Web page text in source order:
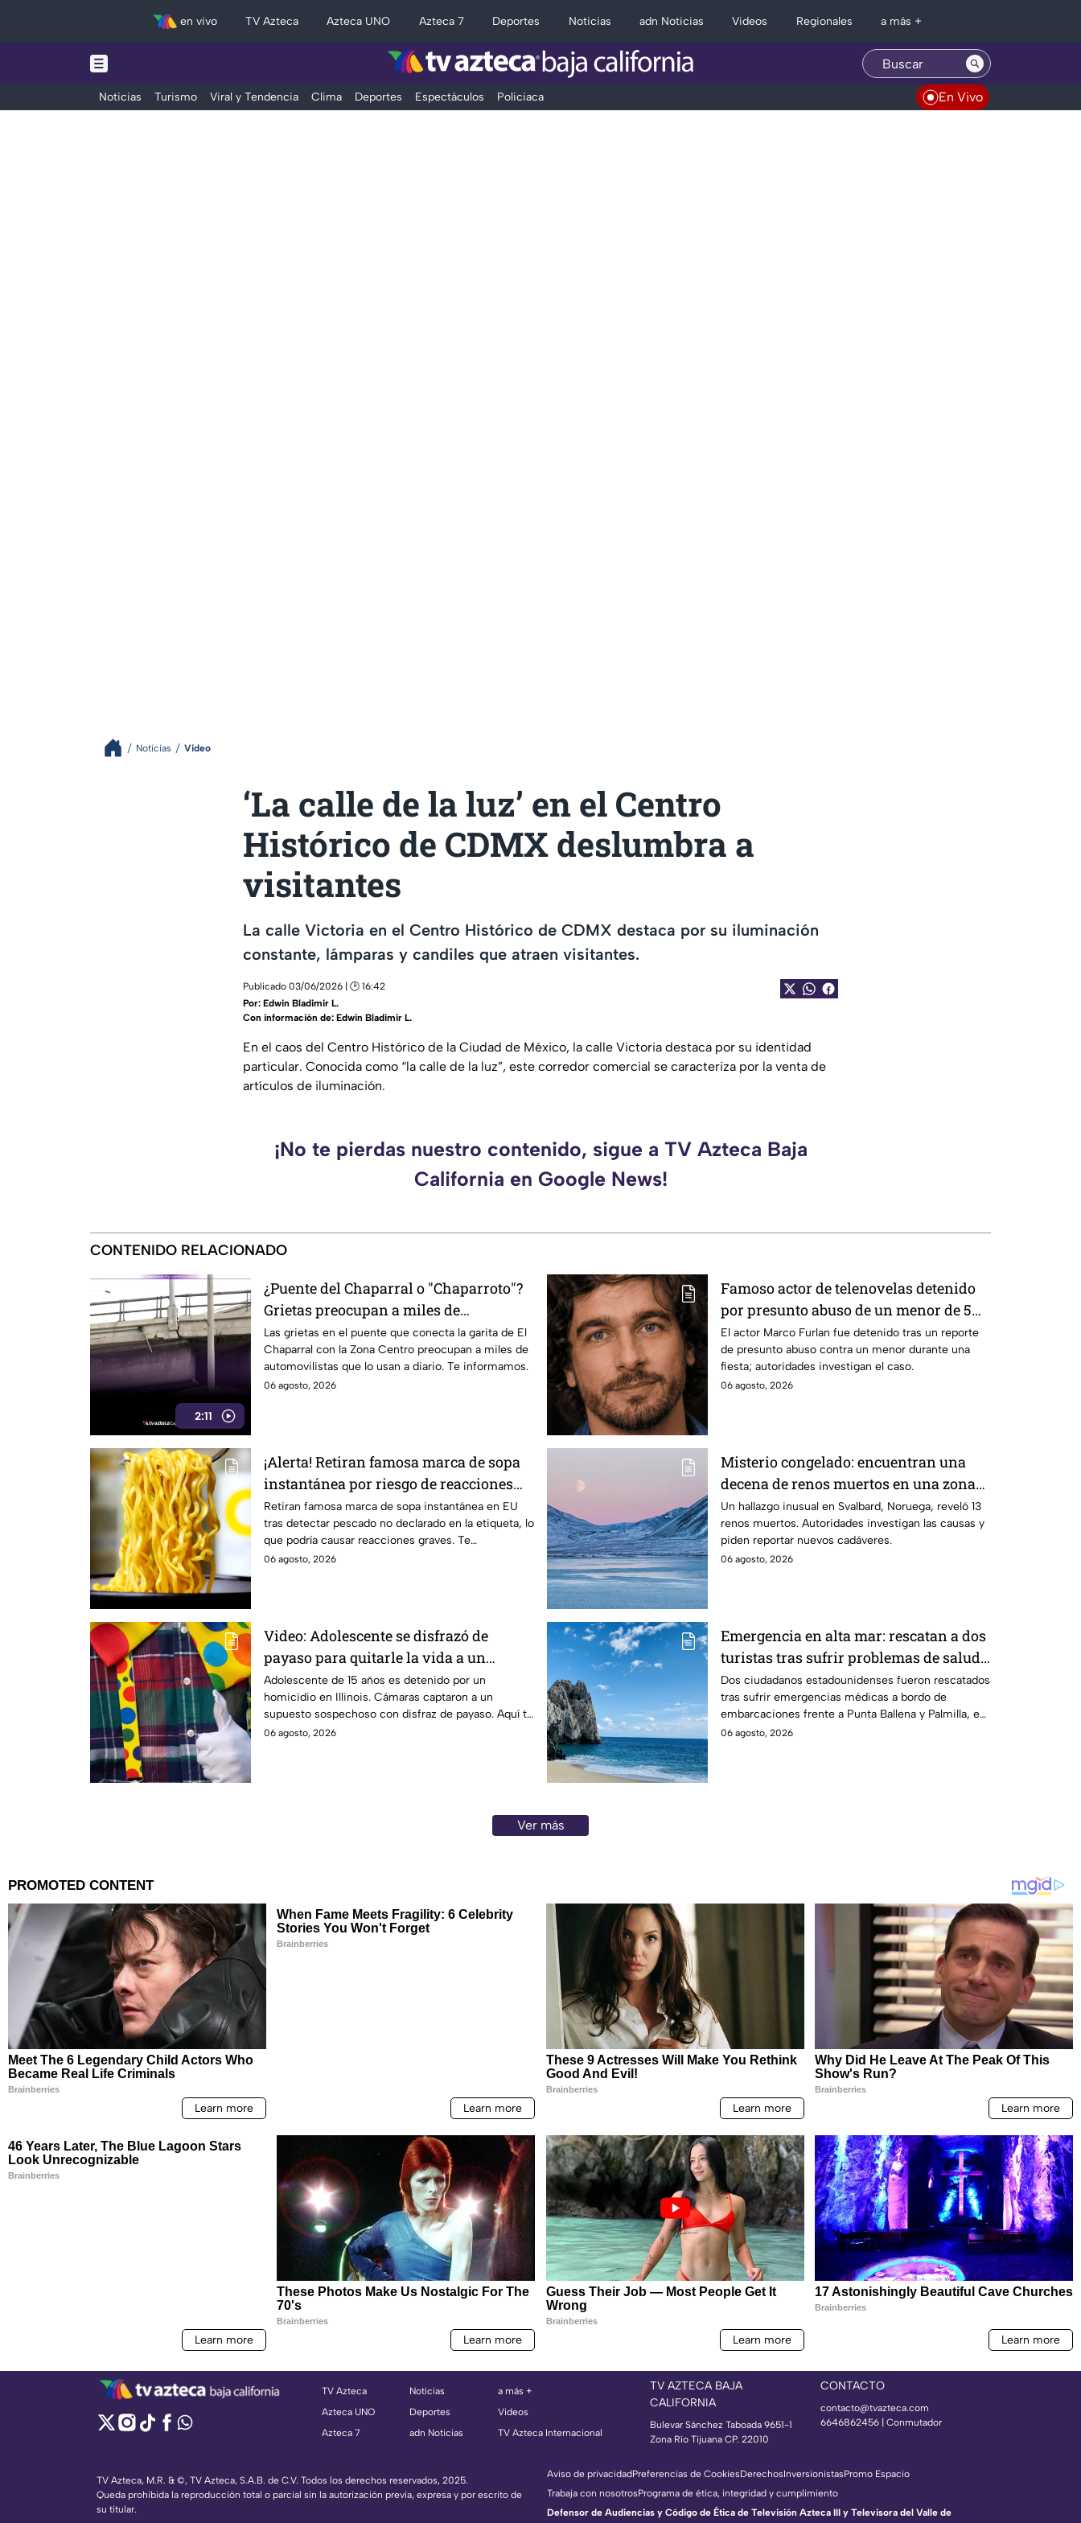
en vivo TV Azteca Azteca UNO Azteca 7 Deportes Noticias adn Noticias Videos Regionales a más +
Noticias Turismo Viral y Tendencia Clima Deportes Espectáculos Policiaca En Vivo
Noticias Video
‘La calle de la luz’ en el Centro
Histórico de CDMX deslumbra a
visitantes
La calle Victoria en el Centro Histórico de CDMX destaca por su iluminación
constante, lámparas y candiles que atraen visitantes.
Publicado 03/06/2026 | 🕑 16:42
Por: Edwin Bladimir L.
Con información de: Edwin Bladimir L.
En el caos del Centro Histórico de la Ciudad de México, la calle Victoria destaca por su identidad
particular. Conocida como “la calle de la luz”, este corredor comercial se caracteriza por la venta de
artículos de iluminación.
¡No te pierdas nuestro contenido, sigue a TV Azteca Baja
California en Google News!
CONTENIDO RELACIONADO
2:11
¿Puente del Chaparral o "Chaparroto"?
Grietas preocupan a miles de
automovilistas en Tijuana
Las grietas en el puente que conecta la garita de El
Chaparral con la Zona Centro preocupan a miles de
automovilistas que lo usan a diario. Te informamos.
06 agosto, 2026
Famoso actor de telenovelas detenido
por presunto abuso de un menor de 5
años; dijo que lo confundió con su
novia
El actor Marco Furlan fue detenido tras un reporte
de presunto abuso contra un menor durante una
fiesta; autoridades investigan el caso.
06 agosto, 2026
¡Alerta! Retiran famosa marca de sopa
instantánea por riesgo de reacciones
mortales
Retiran famosa marca de sopa instantánea en EU
tras detectar pescado no declarado en la etiqueta, lo
que podría causar reacciones graves. Te
informamos.
06 agosto, 2026
Misterio congelado: encuentran una
decena de renos muertos en una zona
del Ártico
Un hallazgo inusual en Svalbard, Noruega, reveló 13
renos muertos. Autoridades investigan las causas y
piden reportar nuevos cadáveres.
06 agosto, 2026
Video: Adolescente se disfrazó de
payaso para quitarle la vida a un
abuelito
Adolescente de 15 años es detenido por un
homicidio en Illinois. Cámaras captaron a un
supuesto sospechoso con disfraz de payaso. Aquí te
infomamos.
06 agosto, 2026
Emergencia en alta mar: rescatan a dos
turistas tras sufrir problemas de salud
en aguas de Los Cabos
Dos ciudadanos estadounidenses fueron rescatados
tras sufrir emergencias médicas a bordo de
embarcaciones frente a Punta Ballena y Palmilla, en
Los Cabos.
06 agosto, 2026
Ver más
TV Azteca
Azteca UNO
Azteca 7
Noticias
Deportes
adn Noticias
a más +
Videos
TV Azteca Internacional
TV AZTECA BAJA
CALIFORNIA
Bulevar Sánchez Taboada 9651-1
Zona Río Tijuana CP. 22010
CONTACTO
contacto@tvazteca.com
6646862456 | Conmutador
TV Azteca, M.R. & ©, TV Azteca, S.A.B. de C.V. Todos los derechos reservados, 2025.
Queda prohibida la reproducción total o parcial sin la autorización previa, expresa y por escrito de
su titular.
Aviso de privacidadPreferencias de CookiesDerechosInversionistasPromo Espacio
Trabaja con nosotrosPrograma de ética, integridad y cumplimiento
Defensor de Audiencias y Código de Ética de Televisión Azteca III y Televisora del Valle de